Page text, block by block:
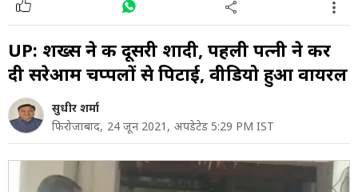
UP: शख्स ने की दूसरी शादी, पहली पत्नी ने कर
दी सरेआम चप्पलों से पिटाई, वीडियो हुआ वायरल
सुधीर शर्मा
फिरोजाबाद, 24 जून 2021, अपडेटेड 5:29 PM IST